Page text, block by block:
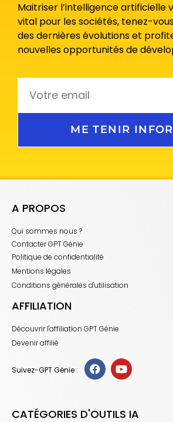
Maitriser l’intelligence artificielle
vital pour les sociétés, tenez-
des dernières évolutions et
nouvelles opportunités de
ME TENIR
A PROPOS
Qui sommes nous ?
Contacter GPT Génie
Politique de confidentialité
Mentions légales
Conditions générales d'utilisation
AFFILIATION
Découvrir l'affiliation GPT Génie
Devenir affilié
Suivez-GPT Génie :
CATÉGORIES D'OUTILS IA